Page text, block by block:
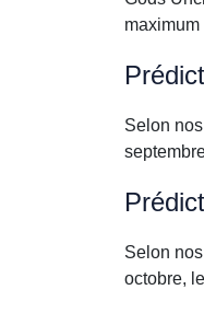
Selon
Selon
octobre,